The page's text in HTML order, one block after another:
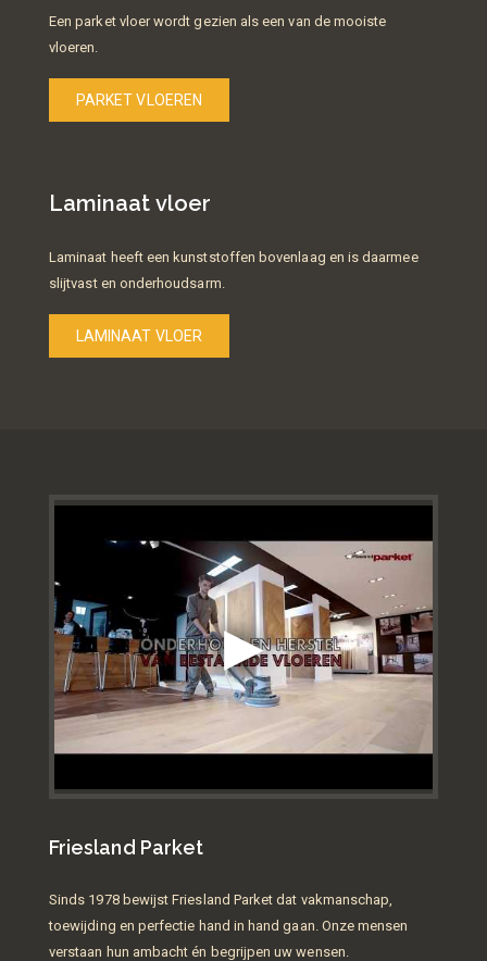
Een parket vloer wordt gezien als een van de mooiste
vloeren.
PARKET VLOEREN
Laminaat vloer
Laminaat heeft een kunststoffen bovenlaag en is daarmee
slijtvast en onderhoudsarm.
LAMINAAT VLOER
Friesland Parket
Sinds 1978 bewijst Friesland Parket dat vakmanschap,
toewijding en perfectie hand in hand gaan. Onze mensen
verstaan hun ambacht én begrijpen uw wensen.